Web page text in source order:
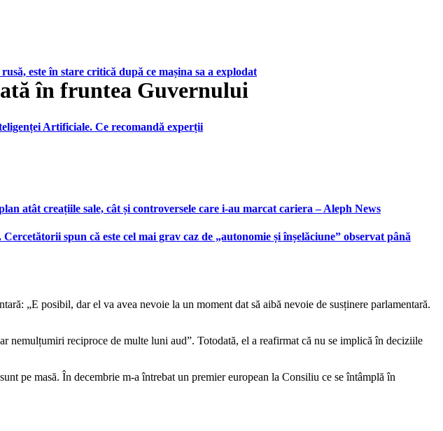
este în stare critică după ce mașina sa a explodat
Artificiale. Ce recomandă experții
atât creațiile sale, cât și controversele care i-au marcat cariera – Aleph News
spun că este cel mai grav caz de „autonomie și înșelăciune” observat până
în fruntea Guvernului
„E posibil, dar el va avea nevoie la un moment dat să aibă nevoie de susținere parlamentară.
nemulțumiri reciproce de multe luni aud”. Totodată, el a reafirmat că nu se implică în deciziile
pe masă. În decembrie m-a întrebat un premier european la Consiliu ce se întâmplă în